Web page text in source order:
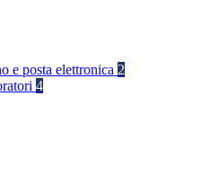
e posta elettronica 2
4